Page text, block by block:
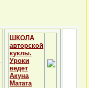
ШКОЛА
авторской
куклы.
Уроки
ведет
Акуна
Матата